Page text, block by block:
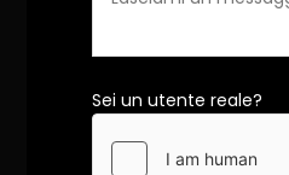
Sei un utente reale?